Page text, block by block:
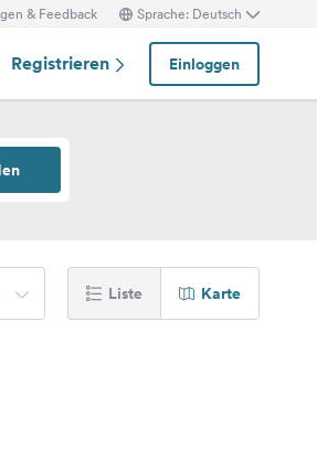
& Feedback Sprache: Deutsch
Registrieren Einloggen
Liste Karte